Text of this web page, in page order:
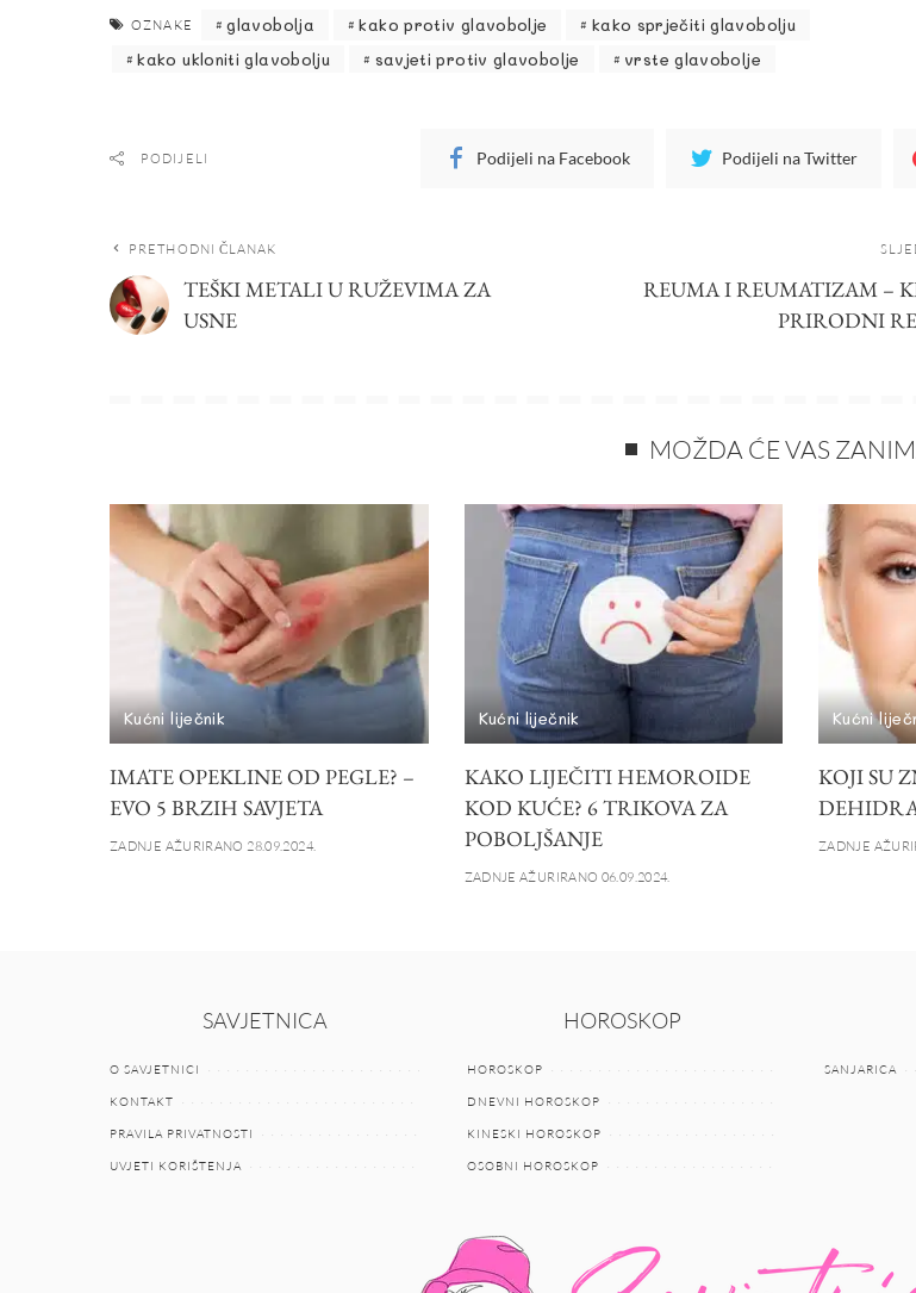
OZNAKE glavobolja kako protiv glavobolje
kako sprječiti glavobolju
kako ukloniti glavobolju
savjeti protiv glavobolje vrste glavobolje
PODIJELI Podijeli na Facebook Podijeli na Twitter
PRETHODNI ČLANAK
TEŠKI METALI U RUŽEVIMA ZA
USNE
REUMA I REUMATIZAM –
PRIRODNI
MOŽDA ĆE VAS
Kućni liječnik
IMATE OPEKLINE OD PEGLE? –
EVO 5 BRZIH SAVJETA
ZADNJE AŽURIRANO 28.09.2024.
Kućni liječnik
KAKO LIJEČITI HEMOROIDE
KOD KUĆE? 6 TRIKOVA ZA
POBOLJŠANJE
ZADNJE AŽURIRANO 06.09.2024.
Kućni
KOJI SU
ZADNJE
SAVJETNICA
O SAVJETNICI
KONTAKT
PRAVILA PRIVATNOSTI
UVJETI KORIŠTENJA
HOROSKOP
HOROSKOP
DNEVNI HOROSKOP
KINESKI HOROSKOP
OSOBNI HOROSKOP
SANJARICA